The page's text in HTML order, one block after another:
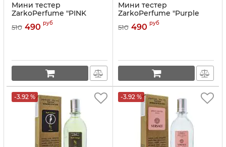
Мини тестер
ZarkoPerfume "PINK
MOLeCULE 090.09" (ОАЭ)
67 ml
510 490 руб
Мини тестер
ZarkoPerfume "Purple
Molecule 070.07" (ОАЭ) 67
ml
510 490 руб
-3.92 % -3.92 %